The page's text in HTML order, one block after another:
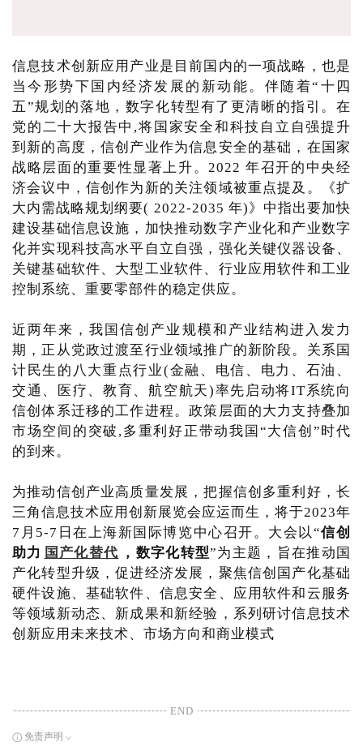
信息技术创新应用产业是目前国内的一项战略，也是
当今形势下国内经济发展的新动能。伴随着“十四
五”规划的落地，数字化转型有了更清晰的指引。在
党的二十大报告中,将国家安全和科技自立自强提升
到新的高度，信创产业作为信息安全的基础，在国家
战略层面的重要性显著上升。2022 年召开的中央经
济会议中，信创作为新的关注领域被重点提及。《扩
大内需战略规划纲要( 2022-2035 年)》中指出要加快
建设基础信息设施，加快推动数字产业化和产业数字
化并实现科技高水平自立自强，强化关键仪器设备、
关键基础软件、大型工业软件、行业应用软件和工业
控制系统、重要零部件的稳定供应。
近两年来，我国信创产业规模和产业结构进入发力
期，正从党政过渡至行业领域推广的新阶段。关系国
计民生的八大重点行业(金融、电信、电力、石油、
交通、医疗、教育、航空航天)率先启动将IT系统向
信创体系迁移的工作进程。政策层面的大力支持叠加
市场空间的突破,多重利好正带动我国“大信创”时代
的到来。
为推动信创产业高质量发展，把握信创多重利好，长
三角信息技术应用创新展览会应运而生，将于2023年
7月5-7日在上海新国际博览中心召开。大会以“信创
助力 国产化替代 ，数字化转型”为主题，旨在推动国
产化转型升级，促进经济发展，聚焦信创国产化基础
硬件设施、基础软件、信息安全、应用软件和云服务
等领域新动态、新成果和新经验，系列研讨信息技术
创新应用未来技术、市场方向和商业模式
END
免责声明